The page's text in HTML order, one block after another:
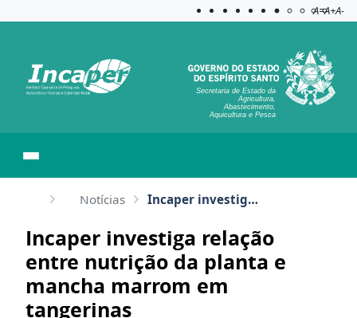
Aplicar
A=A+A-
Secretaria de Estado da
Agricultura,
Abastecimento,
Aquicultura e Pesca
Notícias Incaper investiga relação entre nutrição da planta e mancha marrom em tangerinas
Incaper investiga relação
entre nutrição da planta e
mancha marrom em
tangerinas